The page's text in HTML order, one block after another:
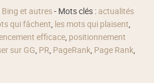
Bing et autres- Mots clés : actualités
qui fâchent, les mots qui plaisent,
efficace, positionnement
sur GG, PR, PageRank, Page Rank,